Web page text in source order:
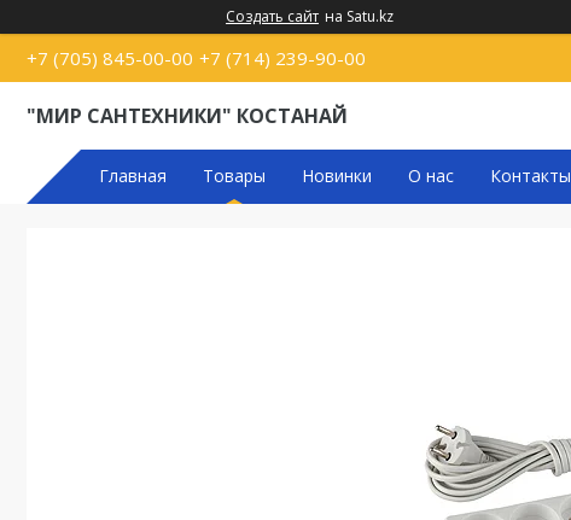
Создать сайт на Satu.kz
+7 (705) 845-00-00 +7 (714) 239-90-00
"МИР САНТЕХНИКИ" КОСТАНАЙ
Главная Товары Новинки О нас Контакты